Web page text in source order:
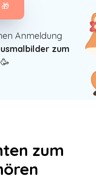
Anmeldung
zum
zum